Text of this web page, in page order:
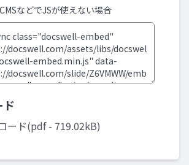
などでJSが使えない場合
ド
ード(pdf - 719.02kB)